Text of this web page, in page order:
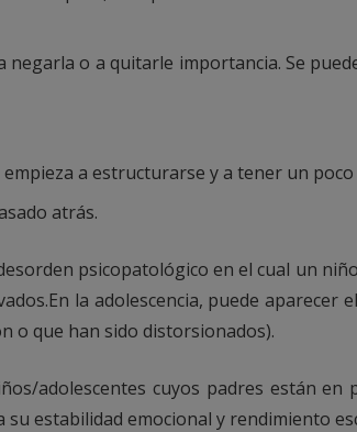
negarla o a quitarle importancia. Se
a estructurarse y a tener un poco
atrás.
psicopatológico en el cual un
la adolescencia, puede aparecer
o que han sido distorsionados).
adolescentes cuyos padres están en
estabilidad emocional y rendimiento